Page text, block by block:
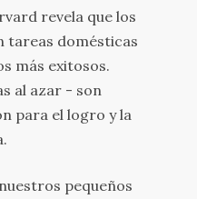
revela que los
tareas domésticas
más exitosos.
al azar - son
para el logro y la
pequeños